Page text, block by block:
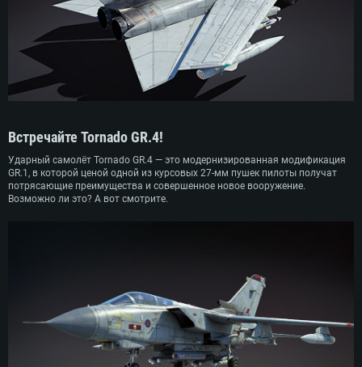
Встречайте Tornado GR.4!
Ударный самолёт Tornado GR.4 — это модернизированная модификация
GR.1, в которой ценой одной из курсовых 27-мм пушек пилоты получат
потрясающие преимущества и совершенное новое вооружение.
Возможно ли это? А вот смотрите.